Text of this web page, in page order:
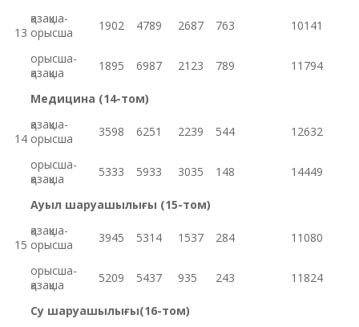
13
қазақша-
орысша
1902 4789 2687 763 10141
орысша-
қазақша
1895 6987 2123 789 11794
14
Медицина (14-том)
қазақша-
орысша
3598 6251 2239 544 12632
орысша-
қазақша
5333 5933 3035 148 14449
15
Ауыл шаруашылығы (15-том)
қазақша-
орысша
3945 5314 1537 284 11080
орысша-
қазақша
5209 5437 935 243 11824
Су шаруашылығы(16-том)